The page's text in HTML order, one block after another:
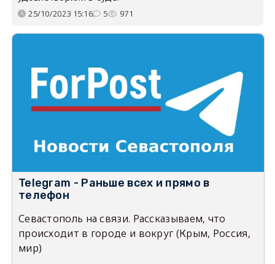
25/10/2023 15:16 5 971
Telegram - Раньше всех и прямо в
телефон
Севастополь на связи. Рассказываем, что
происходит в городе и вокруг (Крым, Россия,
мир)